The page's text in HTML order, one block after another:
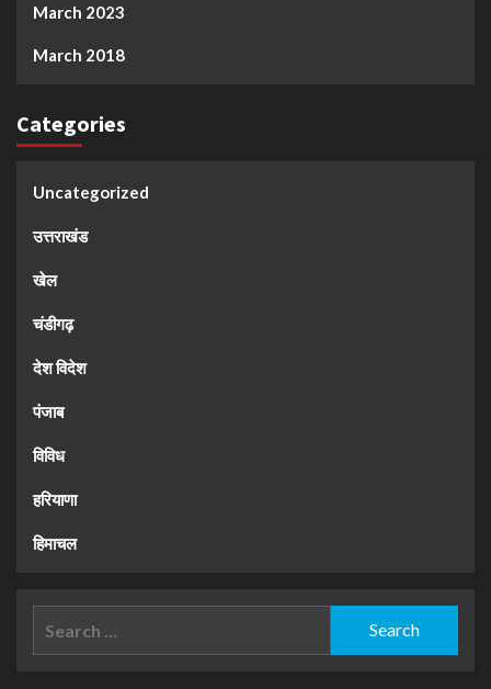
March 2023
March 2018
Categories
Uncategorized
उत्तराखंड
खेल
चंडीगढ़
देश विदेश
पंजाब
विविध
हरियाणा
हिमाचल